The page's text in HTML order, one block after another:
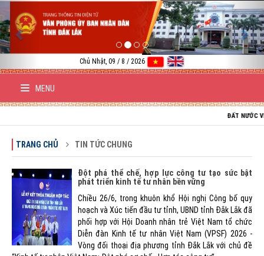
Chủ Nhật, 09 / 8 / 2026
MENU
ĐẤT NƯỚC VIỆT
TRANG CHỦ TIN TỨC CHUNG
Đột phá thể chế, hợp lực công tư tạo sức bật
phát triển kinh tế tư nhân bền vững
Chiều 26/6, trong khuôn khổ Hội nghị Công bố quy
hoạch và Xúc tiến đầu tư tỉnh, UBND tỉnh Đắk Lắk đã
phối hợp với Hội Doanh nhân trẻ Việt Nam tổ chức
Diễn đàn Kinh tế tư nhân Việt Nam (VPSF) 2026 -
Vòng đối thoại địa phương tỉnh Đắk Lắk với chủ đề